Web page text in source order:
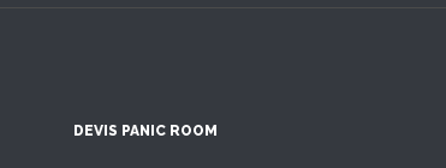
DEVIS PANIC ROOM